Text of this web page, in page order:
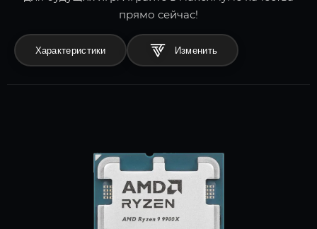
прямо сейчас!
Характеристики